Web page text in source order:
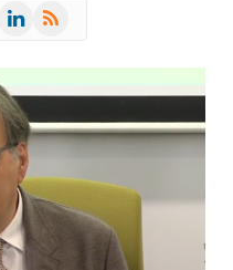
LinkedIn
RSS